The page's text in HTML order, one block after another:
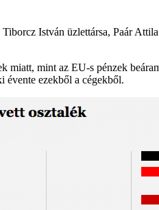
István üzlettársa, Paár
miatt, mint az EU-s pénzek
évente ezekből a cégekből.